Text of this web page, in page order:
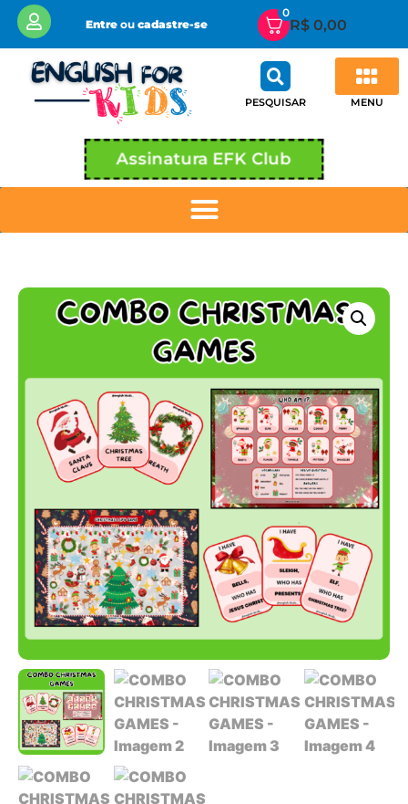
Entreou cadastre-se
0
R$ 0,00
PESQUISAR MENU
Assinatura EFK Club